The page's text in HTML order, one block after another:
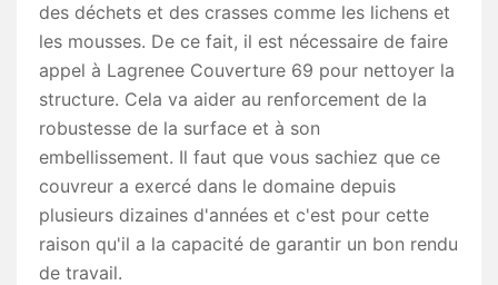
des déchets et des crasses comme les lichens et
les mousses. De ce fait, il est nécessaire de faire
appel à Lagrenee Couverture 69 pour nettoyer la
structure. Cela va aider au renforcement de la
robustesse de la surface et à son
embellissement. Il faut que vous sachiez que ce
couvreur a exercé dans le domaine depuis
plusieurs dizaines d'années et c'est pour cette
raison qu'il a la capacité de garantir un bon rendu
de travail.